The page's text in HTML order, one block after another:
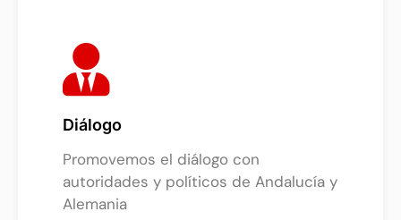
Diálogo
Promovemos el diálogo con
autoridades y políticos de Andalucía y
Alemania